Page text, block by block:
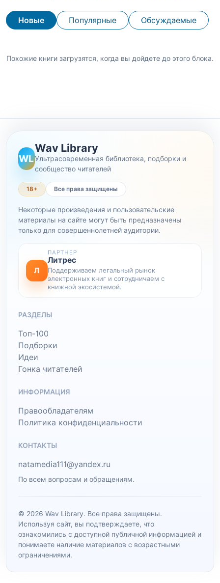
Новые Популярные Обсуждаемые
Похожие книги загрузятся, когда вы дойдете до этого блока.
WL
Wav Library
Ультрасовременная библиотека, подборки и
сообщество читателей
18+ Все права защищены
Некоторые произведения и пользовательские
материалы на сайте могут быть предназначены
только для совершеннолетней аудитории.
Л
ПАРТНЕР
Литрес
Поддерживаем легальный рынок
электронных книг и сотрудничаем с
книжной экосистемой.
РАЗДЕЛЫ
Топ-100
Подборки
Идеи
Гонка читателей
ИНФОРМАЦИЯ
Правообладателям
Политика конфиденциальности
КОНТАКТЫ
natamedia111@yandex.ru
По всем вопросам и обращениям.
© 2026 Wav Library. Все права защищены.
Используя сайт, вы подтверждаете, что
ознакомились с доступной публичной информацией и
понимаете наличие материалов с возрастными
ограничениями.